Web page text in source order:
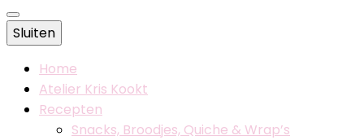
Kris Kookt
Belgische foodblog
Sluiten
Home
Atelier Kris Kookt
Recepten
Snacks, Broodjes, Quiche & Wrap’s